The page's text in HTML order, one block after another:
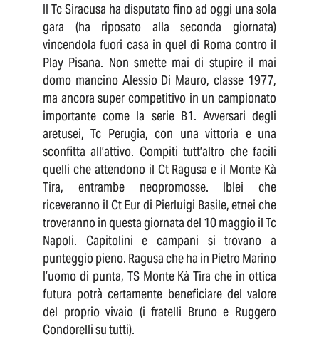
Il Tc Siracusa ha disputato fino ad oggi una sola
gara (ha riposato alla seconda giornata)
vincendola fuori casa in quel di Roma contro il
Play Pisana. Non smette mai di stupire il mai
domo mancino Alessio Di Mauro, classe 1977,
ma ancora super competitivo in un campionato
importante come la serie B1. Avversari degli
aretusei, Tc Perugia, con una vittoria e una
sconfitta all’attivo. Compiti tutt’altro che facili
quelli che attendono il Ct Ragusa e il Monte Kà
Tira, entrambe neopromosse. Iblei che
riceveranno il Ct Eur di Pierluigi Basile, etnei che
troveranno in questa giornata del 10 maggio il Tc
Napoli. Capitolini e campani si trovano a
punteggio pieno. Ragusa che ha in Pietro Marino
l’uomo di punta, TS Monte Kà Tira che in ottica
futura potrà certamente beneficiare del valore
del proprio vivaio (i fratelli Bruno e Ruggero
Condorelli su tutti).